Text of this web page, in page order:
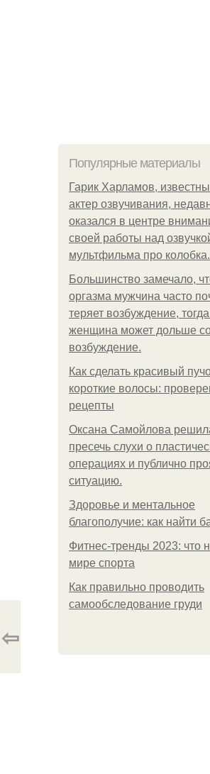
Популярные материалы
Гарик Харламов,
актер озвучивания,
оказался в центре
своей работы над
мультфильма про колобка.
Большинство замечало,
оргазма мужчина часто
теряет возбуждение, тогда
женщина может дольше
возбуждение.
Как сделать красивый
короткие волосы:
рецепты
Оксана Самойлова
пресечь слухи о
операциях и публично
ситуацию.
Здоровье и ментальное
благополучие: как найти
Фитнес-тренды 2023: что
мире спорта
Как правильно проводить
самообследование груди
⇦